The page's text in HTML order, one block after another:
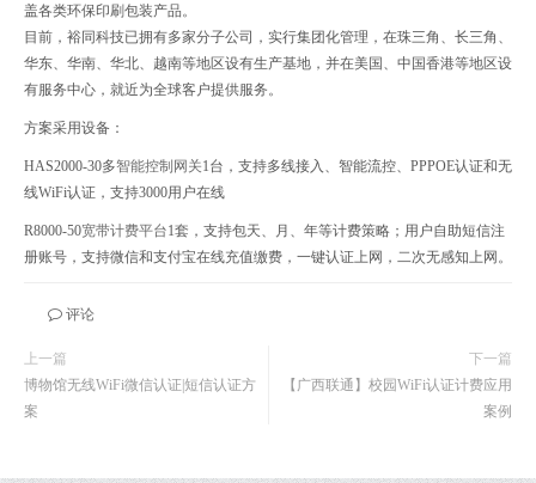
盖各类环保印刷包装产品。
目前，裕同科技已拥有多家分子公司，实行集团化管理，在珠三角、长三角、
华东、华南、华北、越南等地区设有生产基地，并在美国、中国香港等地区设
有服务中心，就近为全球客户提供服务。
方案采用设备：
HAS2000-30多智能控制网关1台，支持多线接入、智能流控、PPPOE认证和无
线WiFi认证，支持3000用户在线
R8000-50宽带计费平台1套，支持包天、月、年等计费策略；用户自助短信注
册账号，支持微信和支付宝在线充值缴费，一键认证上网，二次无感知上网。
评论
上一篇
博物馆无线WiFi微信认证|短信认证方
案
下一篇
【广西联通】校园WiFi认证计费应用
案例